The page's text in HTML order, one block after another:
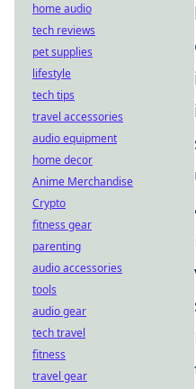
home audio
tech reviews
pet supplies
lifestyle
tech tips
travel accessories
audio equipment
home decor
Anime Merchandise
Crypto
fitness gear
parenting
audio accessories
tools
audio gear
tech travel
fitness
travel gear